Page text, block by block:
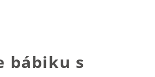
bábiku s